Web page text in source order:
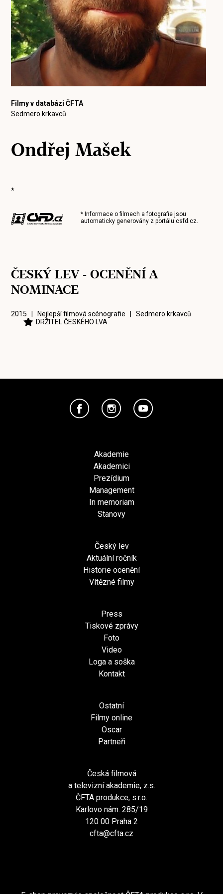
Filmy v databázi ČFTA
Sedmero krkavců
Ondřej Mašek
*
* Informace o filmech a fotografie jsou
automaticky generovány z portálucsfd.cz.
ČESKÝ LEV - OCENĚNÍ A
NOMINACE
2015 | Nejlepší filmová scénografie |Sedmero krkavců
DRŽITEL ČESKÉHO LVA
Akademie
Akademici
Prezídium
Management
In memoriam
Stanovy
Český lev
Aktuální ročník
Historie ocenění
Vítězné filmy
Press
Tiskové zprávy
Foto
Video
Loga a soška
Kontakt
Ostatní
Filmy online
Oscar
Partneři
Česká filmová
a televizní akademie, z.s.
ČFTA produkce, s.r.o.
Karlovo nám. 285/19
120 00 Praha 2
cfta@cfta.cz